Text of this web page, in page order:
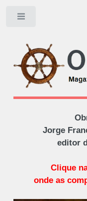
Jorge
editor
Clique
onde as